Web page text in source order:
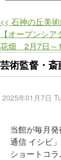
<< 石神の丘美
【オープンシ
花畑 2月7日～
芸術監督・
2025年01月7日
当館が毎月
通信 イシビ
ショートコラ